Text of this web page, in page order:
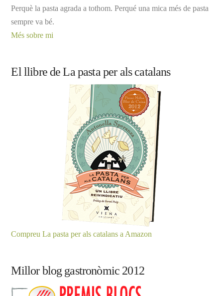
Perquè la pasta agrada a tothom. Perqué una mica més de pasta
sempre va bé.
Més sobre mi
El llibre de La pasta per als catalans
Compreu La pasta per als catalans a Amazon
Millor blog gastronòmic 2012